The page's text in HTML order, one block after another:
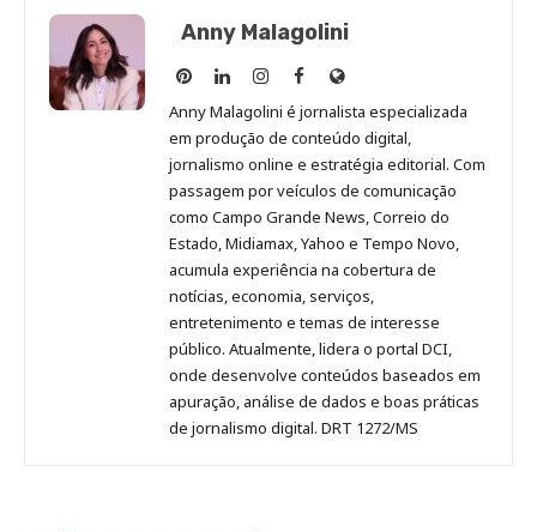
Anny Malagolini
Anny
Malagolini
no
Pinterest
Anny
Malagolini
no
LinkedIn
Anny
Malagolini
no
Instagram
Anny
Malagolini
no
Facebook
Site
de
Anny
Malagolini
Anny Malagolini é jornalista especializada
em produção de conteúdo digital,
jornalismo online e estratégia editorial. Com
passagem por veículos de comunicação
como Campo Grande News, Correio do
Estado, Midiamax, Yahoo e Tempo Novo,
acumula experiência na cobertura de
notícias, economia, serviços,
entretenimento e temas de interesse
público. Atualmente, lidera o portal DCI,
onde desenvolve conteúdos baseados em
apuração, análise de dados e boas práticas
de jornalismo digital. DRT 1272/MS